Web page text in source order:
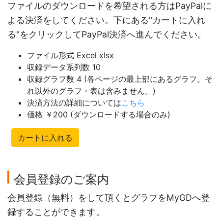
ファイルのダウンロードを希望される方はPayPalに
よる決済をしてください。下にある"カートに入れ
る"をクリックしてPayPal決済へ進んでください。
ファイル形式 Excel xlsx
収録データ系列数 10
収録グラフ数 4 (各ページの最上部にあるグラフ。そ
れ以外のグラフ・表は含みません。)
決済方法の詳細についてはこちら
価格 ￥200 (ダウンロードする場合のみ)
カートに入れる
会員登録のご案内
会員登録（無料）をして頂くとグラフをMyGDへ登
録することができます。